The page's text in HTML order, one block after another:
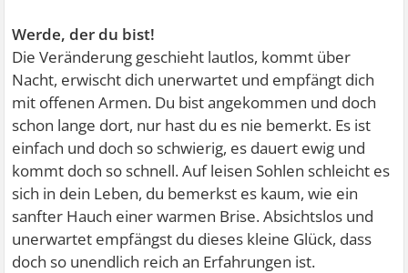
Werde, der du bist!
Die Veränderung geschieht lautlos, kommt über
Nacht, erwischt dich unerwartet und empfängt dich
mit offenen Armen. Du bist angekommen und doch
schon lange dort, nur hast du es nie bemerkt. Es ist
einfach und doch so schwierig, es dauert ewig und
kommt doch so schnell. Auf leisen Sohlen schleicht es
sich in dein Leben, du bemerkst es kaum, wie ein
sanfter Hauch einer warmen Brise. Absichtslos und
unerwartet empfängst du dieses kleine Glück, dass
doch so unendlich reich an Erfahrungen ist.